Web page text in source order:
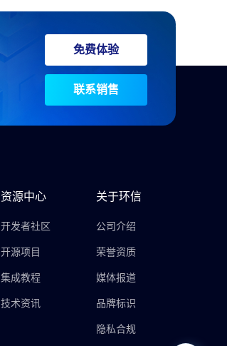
免费体验
联系销售
资源中心
开发者社区
开源项目
集成教程
技术资讯
关于环信
公司介绍
荣誉资质
媒体报道
品牌标识
隐私合规